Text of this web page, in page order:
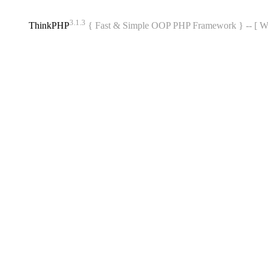
ThinkPHP3.1.3 { Fast & Simple OOP PHP Framework } -- [